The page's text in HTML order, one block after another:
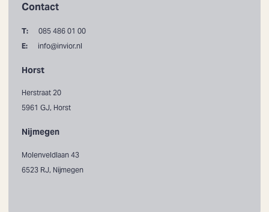
Contact
T:
085 486 01 00
E:
info@invior.nl
Horst
Herstraat 20
5961 GJ, Horst
Nijmegen
Molenveldlaan 43
6523 RJ, Nijmegen